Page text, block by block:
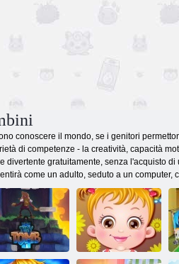
conoscere il mondo, se i genitori
di competenze - la creatività, capacità
divertente gratuitamente, senza l'acquisto
come un adulto, seduto a un computer,